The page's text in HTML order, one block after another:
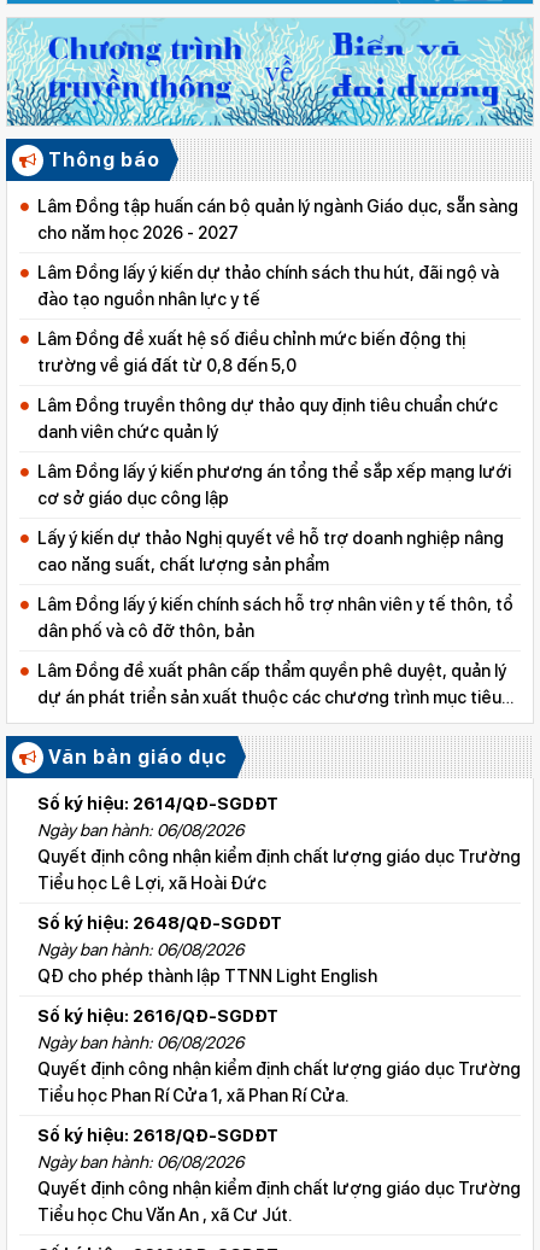
Thông báo
Lâm Đồng tập huấn cán bộ quản lý ngành Giáo dục, sẵn sàng
cho năm học 2026 - 2027
Lâm Đồng lấy ý kiến dự thảo chính sách thu hút, đãi ngộ và
đào tạo nguồn nhân lực y tế
Lâm Đồng đề xuất hệ số điều chỉnh mức biến động thị
trường về giá đất từ 0,8 đến 5,0
Lâm Đồng truyền thông dự thảo quy định tiêu chuẩn chức
danh viên chức quản lý
Lâm Đồng lấy ý kiến phương án tổng thể sắp xếp mạng lưới
cơ sở giáo dục công lập
Lấy ý kiến dự thảo Nghị quyết về hỗ trợ doanh nghiệp nâng
cao năng suất, chất lượng sản phẩm
Lâm Đồng lấy ý kiến chính sách hỗ trợ nhân viên y tế thôn, tổ
dân phố và cô đỡ thôn, bản
Lâm Đồng đề xuất phân cấp thẩm quyền phê duyệt, quản lý
dự án phát triển sản xuất thuộc các chương trình mục tiêu
quốc gia
Văn bản giáo dục
Số ký hiệu: 2614/QĐ-SGDĐT
Ngày ban hành: 06/08/2026
Quyết định công nhận kiểm định chất lượng giáo dục Trường
Tiểu học Lê Lợi, xã Hoài Đức
Số ký hiệu: 2648/QĐ-SGDĐT
Ngày ban hành: 06/08/2026
QĐ cho phép thành lập TTNN Light English
Số ký hiệu: 2616/QĐ-SGDĐT
Ngày ban hành: 06/08/2026
Quyết định công nhận kiểm định chất lượng giáo dục Trường
Tiểu học Phan Rí Cửa 1, xã Phan Rí Cửa.
Số ký hiệu: 2618/QĐ-SGDĐT
Ngày ban hành: 06/08/2026
Quyết định công nhận kiểm định chất lượng giáo dục Trường
Tiểu học Chu Văn An , xã Cư Jút.